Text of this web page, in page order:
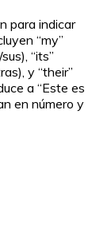
para indicar
“my”
“its”
y “their”
a “Este es
en número y